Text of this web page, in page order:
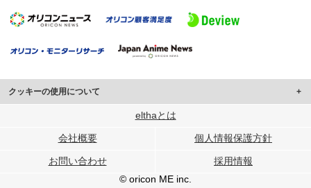
クッキーの使用について
このサイトでは Cookie を使用して、ユーザーに合わせたコンテンツや広告の
行っています。
メディアや広告配信、データ解析の各パートナーに提供しています。
各パートナーは、この情報とユーザーが各パートナーに提供した他の情報や、
ユーザーが各パートナーのサービスを使用したときに収集した他の情報を組み
elthaとは
会社概要 個人情報保護方針
お問い合わせ
採用情報
© oricon ME inc.